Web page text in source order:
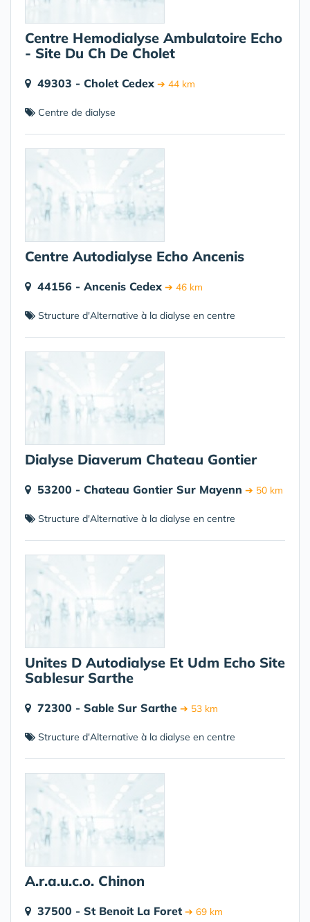
Centre Hemodialyse Ambulatoire Echo
- Site Du Ch De Cholet
49303 - Cholet Cedex ➔ 44 km
Centre de dialyse
Centre Autodialyse Echo Ancenis
44156 - Ancenis Cedex ➔ 46 km
Structure d'Alternative à la dialyse en centre
Dialyse Diaverum Chateau Gontier
53200 - Chateau Gontier Sur Mayenn ➔ 50 km
Structure d'Alternative à la dialyse en centre
Unites D Autodialyse Et Udm Echo Site
Sablesur Sarthe
72300 - Sable Sur Sarthe ➔ 53 km
Structure d'Alternative à la dialyse en centre
A.r.a.u.c.o. Chinon
37500 - St Benoit La Foret ➔ 69 km